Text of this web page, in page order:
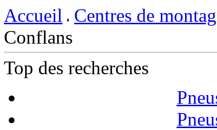
Accueil
Centres de
Conflans
Top des recherches